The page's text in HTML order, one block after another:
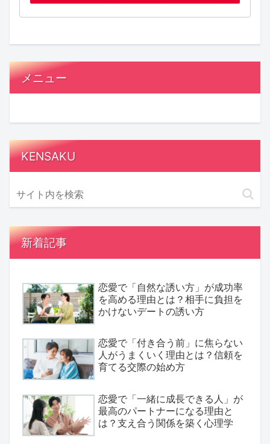
メニュー
KENSAKU
新着記事
恋愛で「自然な誘い方」が成功率
を高める理由とは？相手に負担を
かけないデートの誘い方
恋愛で「付き合う前」に焦らない
人がうまくいく理由とは？信頼を
育てる交際の始め方
恋愛で「一緒に成長できる人」が
最高のパートナーになる理由と
は？支え合う関係を築く心理学